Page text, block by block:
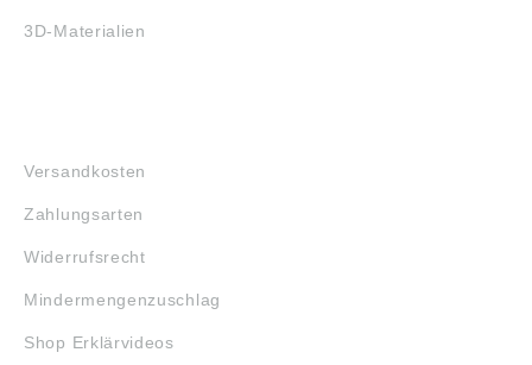
3D-Materialien
Versandkosten
Zahlungsarten
Widerrufsrecht
Mindermengenzuschlag
Shop Erklärvideos